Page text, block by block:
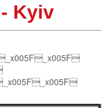
Kyiv